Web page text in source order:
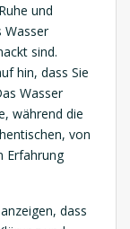
und
Wasser
sind.
hin, dass Sie
Wasser
während die
von
Erfahrung
dass